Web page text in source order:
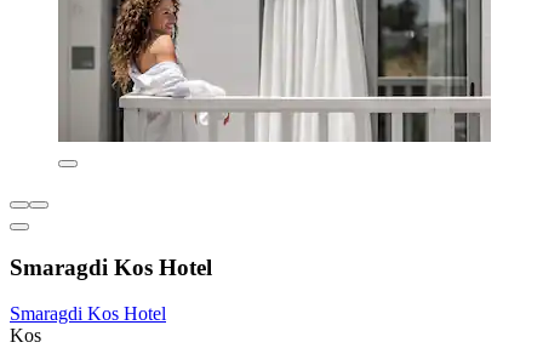
Smaragdi Kos Hotel
Smaragdi Kos Hotel
Kos